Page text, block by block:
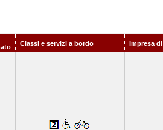
Classi e servizi a bordo Impresa